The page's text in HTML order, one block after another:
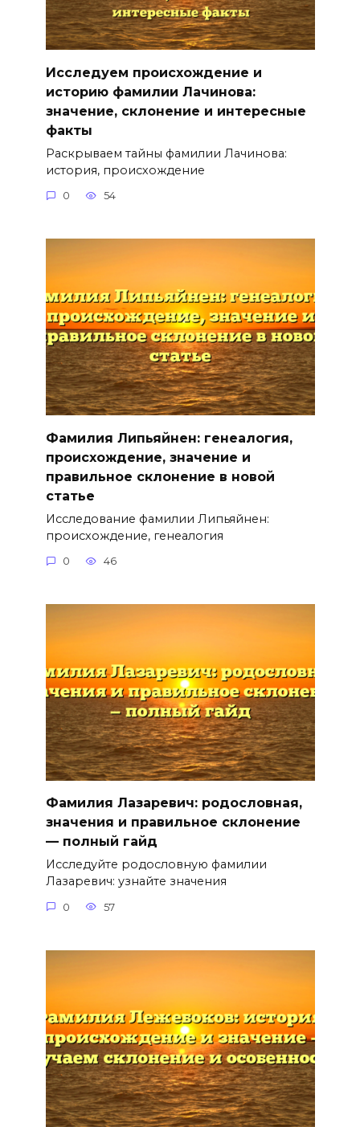
Исследуем происхождение и
историю фамилии Лачинова:
значение, склонение и интересные
факты
Раскрываем тайны фамилии Лачинова:
история, происхождение
0 54
Фамилия Липьяйнен: генеалогия,
происхождение, значение и
правильное склонение в новой
статье
Исследование фамилии Липьяйнен:
происхождение, генеалогия
0 46
Фамилия Лазаревич: родословная,
значения и правильное склонение
— полный гайд
Исследуйте родословную фамилии
Лазаревич: узнайте значения
0 57